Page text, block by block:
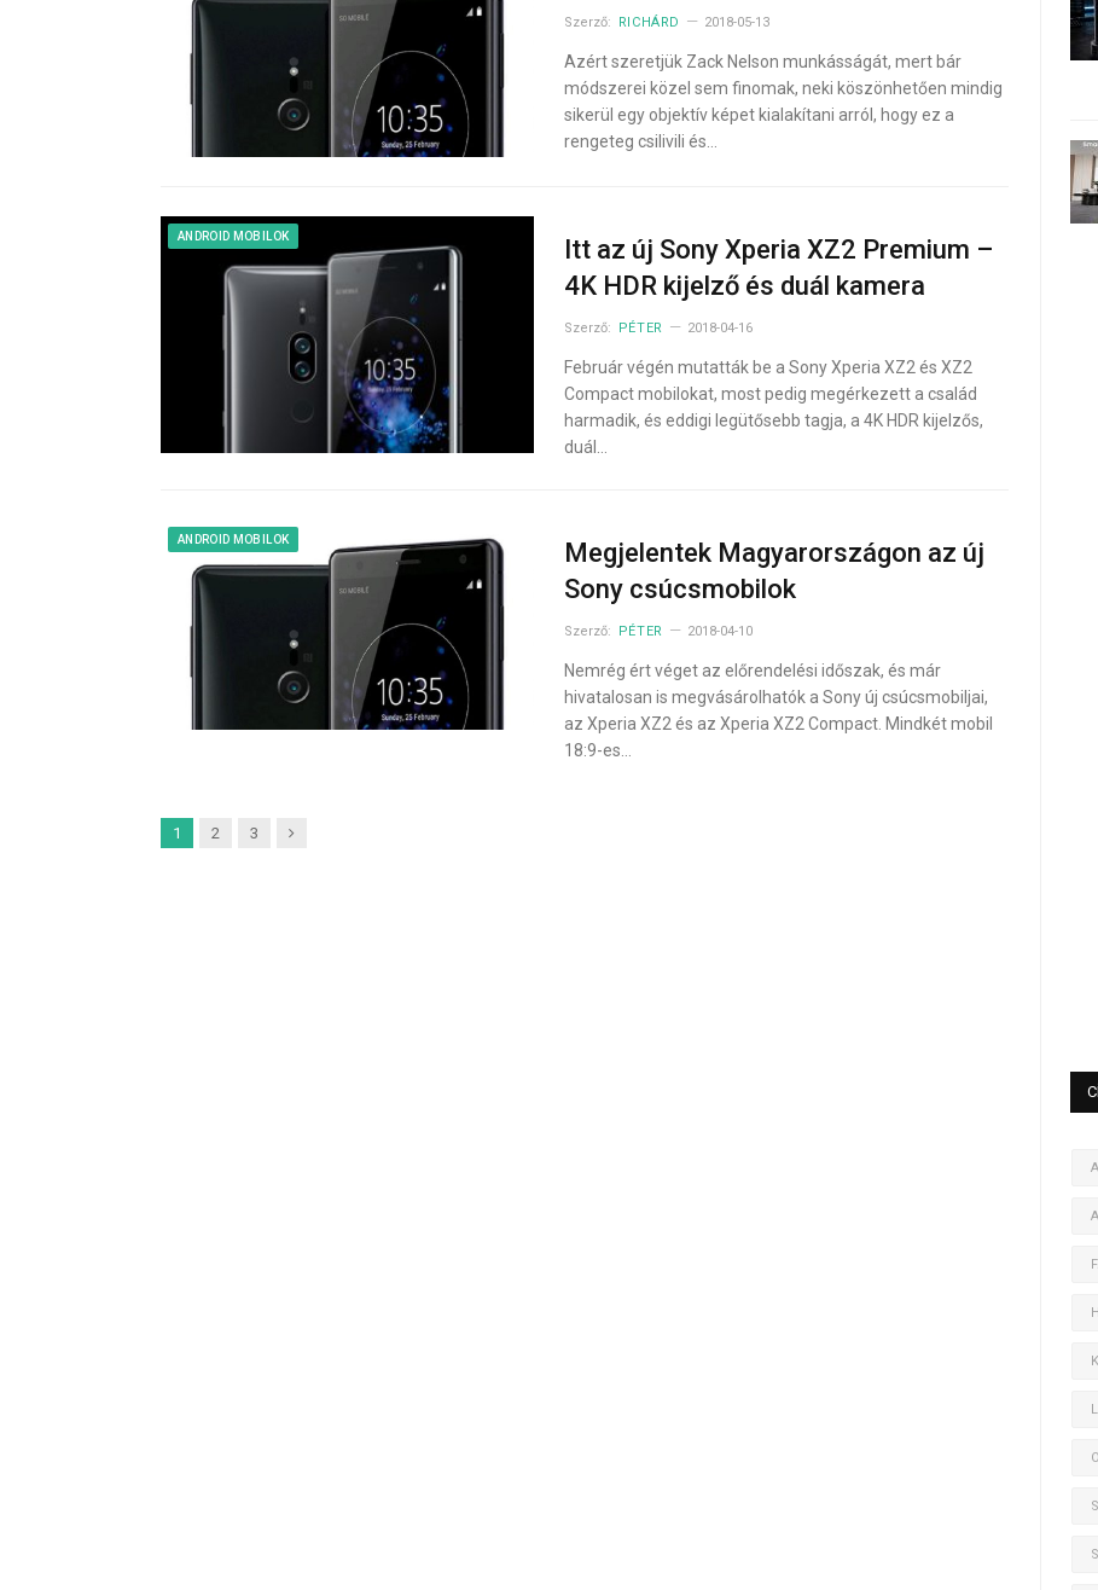
Szerző: RICHÁRD 2018-05-13
Azért szeretjük Zack Nelson munkásságát, mert bár
módszerei közel sem finomak, neki köszönhetően mindig
sikerül egy objektív képet kialakítani arról, hogy ez a
rengeteg csilivili és…
ANDROID MOBILOK
Itt az új Sony Xperia XZ2 Premium –
4K HDR kijelző és duál kamera
Szerző: PÉTER 2018-04-16
Február végén mutatták be a Sony Xperia XZ2 és XZ2
Compact mobilokat, most pedig megérkezett a család
harmadik, és eddigi legütősebb tagja, a 4K HDR kijelzős,
duál…
ANDROID MOBILOK
Megjelentek Magyarországon az új
Sony csúcsmobilok
Szerző: PÉTER 2018-04-10
Nemrég ért véget az előrendelési időszak, és már
hivatalosan is megvásárolhatók a Sony új csúcsmobiljai,
az Xperia XZ2 és az Xperia XZ2 Compact. Mindkét mobil
18:9-es…
1 2 3 Next